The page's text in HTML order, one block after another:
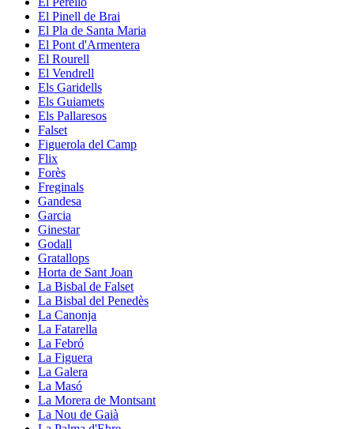
El Pinell de Brai
El Pla de Santa Maria
El Pont d'Armentera
El Rourell
El Vendrell
Els Garidells
Els Guiamets
Els Pallaresos
Falset
Figuerola del Camp
Flix
Forès
Freginals
Gandesa
Garcia
Ginestar
Godall
Gratallops
Horta de Sant Joan
La Bisbal de Falset
La Bisbal del Penedès
La Canonja
La Fatarella
La Febró
La Figuera
La Galera
La Masó
La Morera de Montsant
La Nou de Gaià